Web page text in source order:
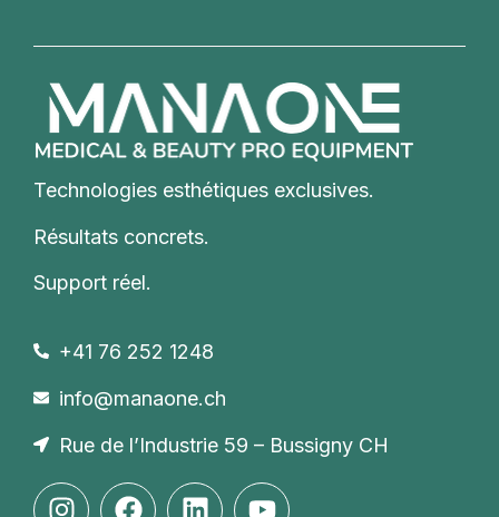
Technologies esthétiques exclusives.
Résultats concrets.
Support réel.
+41 76 252 1248
info@manaone.ch
Rue de l’Industrie 59 – Bussigny CH